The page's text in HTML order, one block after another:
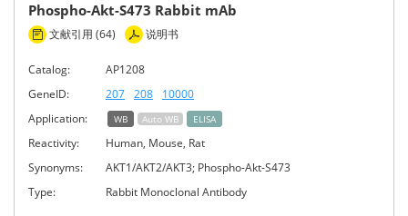
Phospho-Akt-S473 Rabbit mAb
文献引用 (64) 说明书
Catalog:
AP1208
GeneID:
207 208
10000
Application:
WB Auto WB ELISA
Reactivity:
Human, Mouse, Rat
Synonyms:
AKT1/AKT2/AKT3; Phospho-Akt-S473
Type:
Rabbit Monoclonal Antibody